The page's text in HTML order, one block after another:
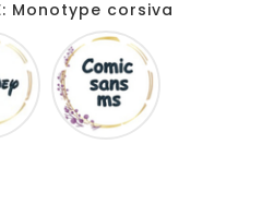
Monotype corsiva
Disney